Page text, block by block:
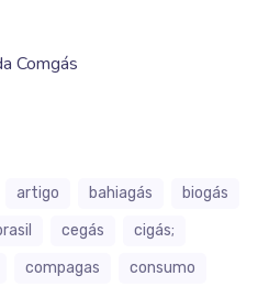
Comgás
artigo bahiagás
biogás
cegás
cigás;
compagas
consumo